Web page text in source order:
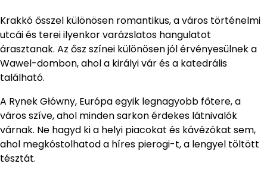
Krakkó ősszel különösen romantikus, a város történelmi
utcái és terei ilyenkor varázslatos hangulatot
árasztanak. Az ősz színei különösen jól érvényesülnek a
Wawel-dombon, ahol a királyi vár és a katedrális
található.
A Rynek Główny, Európa egyik legnagyobb főtere, a
város szíve, ahol minden sarkon érdekes látnivalók
várnak. Ne hagyd ki a helyi piacokat és kávézókat sem,
ahol megkóstolhatod a híres pierogi-t, a lengyel töltött
tésztát.